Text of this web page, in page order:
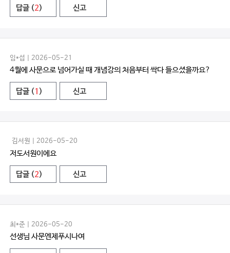
답글 (2) 신고
임*섭 | 2026-05-21
4월에 사문으로 넘어가실 때 개념강의 처음부터 싹다 들으셨을까요?
답글 ( 1 ) 신고
김서원 | 2026-05-20
저도서원이에요
답글 (2) 신고
최*준 | 2026-05-20
선생님 사문엔제푸시나여